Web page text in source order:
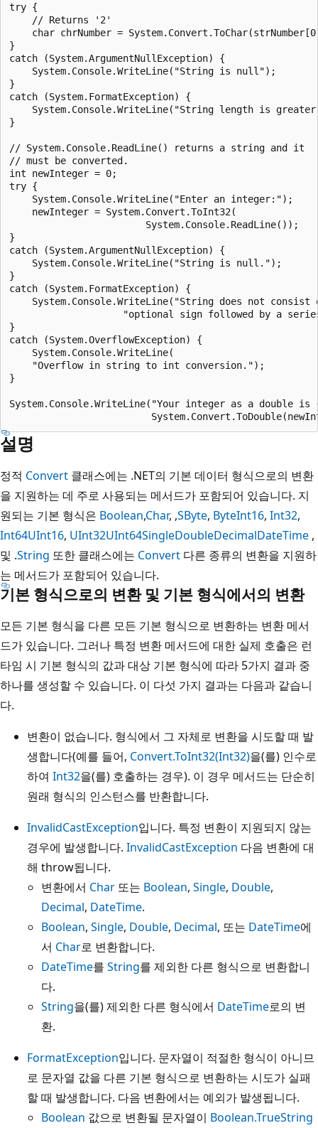
try {
    // Returns '2'
char chrNumber =
}
catch (System.ArgumentNullException) {
    System.Console.WriteLine("String is null");
}
catch (System.FormatException) {
System.Console.WriteLine("String length is
}
// System.Console.ReadLine() returns a string and it
// must be converted.
int newInteger = 0;
try {
    System.Console.WriteLine("Enter an integer:");
    newInteger = System.Convert.ToInt32(
                        System.Console.ReadLine());
}
catch (System.ArgumentNullException) {
    System.Console.WriteLine("String is null.");
}
catch (System.FormatException) {
System.Console.WriteLine("String does not consist
"optional sign followed by a
}
catch (System.OverflowException) {
    System.Console.WriteLine(
    "Overflow in string to int conversion.");
}
System.Console.WriteLine("Your integer as a double
설명
정적 Convert 클래스에는 .NET의 기본 데이터 형식으로의 변환
을 지원하는 데 주로 사용되는 메서드가 포함되어 있습니다. 지
원되는 기본 형식은 Boolean,Char, ,SByte, ByteInt16, Int32,
Int64UInt16, UInt32UInt64SingleDoubleDecimalDateTime ,
및 .String 또한 클래스에는 Convert 다른 종류의 변환을 지원하
는 메서드가 포함되어 있습니다.
기본 형식으로의 변환 및 기본 형식에서의 변환
모든 기본 형식을 다른 모든 기본 형식으로 변환하는 변환 메서
드가 있습니다. 그러나 특정 변환 메서드에 대한 실제 호출은 런
타임 시 기본 형식의 값과 대상 기본 형식에 따라 5가지 결과 중
하나를 생성할 수 있습니다. 이 다섯 가지 결과는 다음과 같습니
다.
변환이 없습니다. 형식에서 그 자체로 변환을 시도할 때 발
생합니다(예를 들어, Convert.ToInt32(Int32)을(를) 인수로
하여 Int32을(를) 호출하는 경우). 이 경우 메서드는 단순히
원래 형식의 인스턴스를 반환합니다.
InvalidCastException입니다. 특정 변환이 지원되지 않는
경우에 발생합니다. InvalidCastException 다음 변환에 대
해 throw됩니다.
변환에서 Char 또는 Boolean, Single, Double,
Decimal, DateTime.
Boolean, Single, Double, Decimal, 또는 DateTime에
서 Char로 변환합니다.
DateTime를 String를 제외한 다른 형식으로 변환합니
다.
String을(를) 제외한 다른 형식에서 DateTime로의 변
환.
FormatException입니다. 문자열이 적절한 형식이 아니므
로 문자열 값을 다른 기본 형식으로 변환하는 시도가 실패
할 때 발생합니다. 다음 변환에서는 예외가 발생됩니다.
Boolean 값으로 변환될 문자열이 Boolean.TrueString